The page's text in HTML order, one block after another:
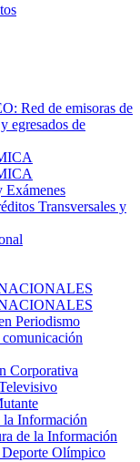
Red de emisoras de
egresados de
Exámenes
Transversales y
Periodismo
Corporativa
la Información
de la Información
Deporte Olímpico